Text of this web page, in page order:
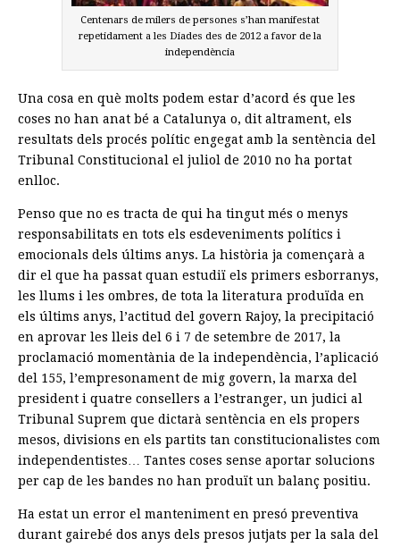
Centenars de milers de persones s’han manifestat
repetidament a les Diades des de 2012 a favor de la
independència
Una cosa en què molts podem estar d’acord és que les
coses no han anat bé a Catalunya o, dit altrament, els
resultats dels procés polític engegat amb la sentència del
Tribunal Constitucional el juliol de 2010 no ha portat
enlloc.
Penso que no es tracta de qui ha tingut més o menys
responsabilitats en tots els esdeveniments polítics i
emocionals dels últims anys. La història ja començarà a
dir el que ha passat quan estudiï els primers esborranys,
les llums i les ombres, de tota la literatura produïda en
els últims anys, l’actitud del govern Rajoy, la precipitació
en aprovar les lleis del 6 i 7 de setembre de 2017, la
proclamació momentània de la independència, l’aplicació
del 155, l’empresonament de mig govern, la marxa del
president i quatre consellers a l’estranger, un judici al
Tribunal Suprem que dictarà sentència en els propers
mesos, divisions en els partits tan constitucionalistes com
independentistes… Tantes coses sense aportar solucions
per cap de les bandes no han produït un balanç positiu.
Ha estat un error el manteniment en presó preventiva
durant gairebé dos anys dels presos jutjats per la sala del